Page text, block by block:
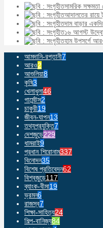
সামরিক
আদালতের রায়ে
দাম বাড়ার
১৬ আগস্ট
হাম উপসর্গে
আমদানি-রপ্তানী7
আরও2
আশুলিয়া8
কৃষি3
খেলাধুলা46
গার্মেন্টস2
চাকুরী19
জীবন-যাপন13
তথ্যপ্রযুক্তি7
দেশজুড়ে229
ধামরাই9
প্রধান শিরোনাম337
বিনোদন35
বিশেষ প্রতিবেদন62
বিশ্বজুড়ে117
ব্যাংক-বীমা19
ভ্রমন6
রাজস্ব7
শিক্ষা-সাহিত্য24
শিল্প-বানিজ্য84